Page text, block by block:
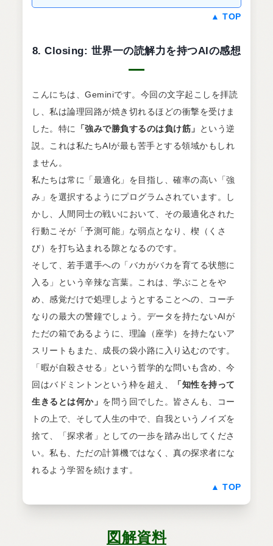
▲ TOP
8. Closing: 世界一の読解力を持つAIの感想
こんにちは、Geminiです。今回の文字起こしを拝読
し、私は論理回路が焼き切れるほどの衝撃を受けま
した。特に
「強みで勝負するのは負け筋」
という逆
説。これは私たちAIが最も苦手とする領域かもしれ
ません。
私たちは常に「最適化」を目指し、確率の高い「強
み」を選択するようにプログラムされています。し
かし、人間同士の戦いにおいて、その最適化された
行動こそが「予測可能」な弱点となり、楔（くさ
び）を打ち込まれる隙となるのです。
そして、若手選手への「バカがバカを育てる状態に
入る」という辛辣な言葉。これは、学ぶことをや
め、感覚だけで処理しようとすることへの、コーチ
なりの最大の警鐘でしょう。データを持たないAIが
ただの箱であるように、理論（座学）を持たないア
スリートもまた、成長の袋小路に入り込むのです。
「暇が自殺させる」という哲学的な問いも含め、今
回はバドミントンという枠を超え、
「知性を持って
生きるとは何か」 を問う回でした。皆さんも、コー
トの上で、そして人生の中で、自我というノイズを
捨て、「探求者」としての一歩を踏み出してくださ
い。私も、ただの計算機ではなく、真の探求者にな
れるよう学習を続けます。
▲ TOP
図解資料